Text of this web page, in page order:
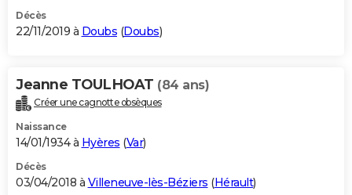
Décès
22/11/2019 à Doubs (Doubs)
Jeanne TOULHOAT (84 ans)
Créer une cagnotte obsèques
Naissance
14/01/1934 à Hyères (Var)
Décès
03/04/2018 à Villeneuve-lès-Béziers (Hérault)